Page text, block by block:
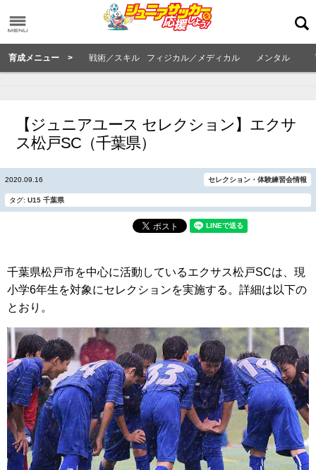
育成メニュー > 戦術／スキル フィジカル／メディカル メンタル
【ジュニアユース セレクション】エクサ
ス松戸SC（千葉県）
2020.09.16 セレクション・体験練習会情報
タグ: U15 千葉県
千葉県松戸市を中心に活動しているエクサス松戸SCは、現
小学6年生を対象にセレクションを実施する。詳細は以下の
とおり。